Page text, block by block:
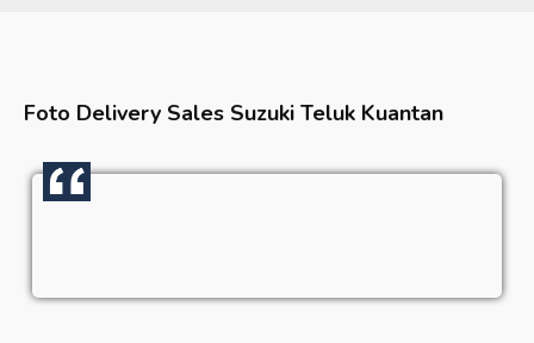
Foto Delivery Sales Suzuki Teluk Kuantan